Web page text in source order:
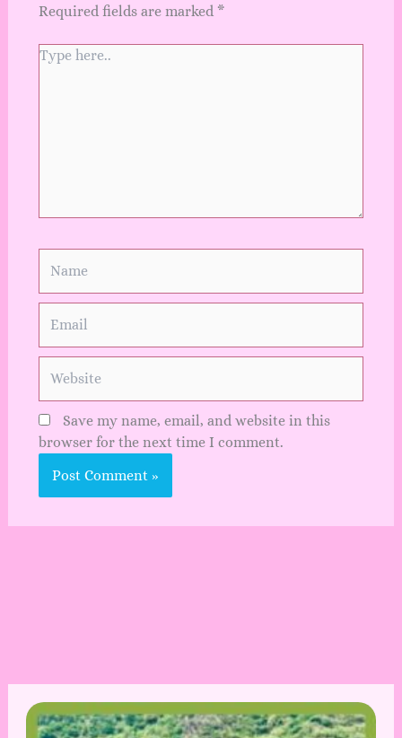
Required fields are marked *
Type
Save my name, email, and website in this
browser for the next time I comment.